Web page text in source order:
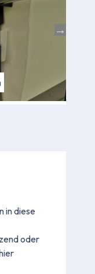
in diese
oder